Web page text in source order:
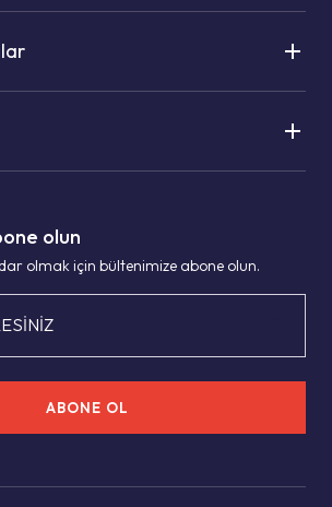
olun
olmak için bültenimize abone olun.
ABONE OL